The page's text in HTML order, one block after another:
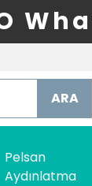
ARA
Pelsan
Aydınlatma